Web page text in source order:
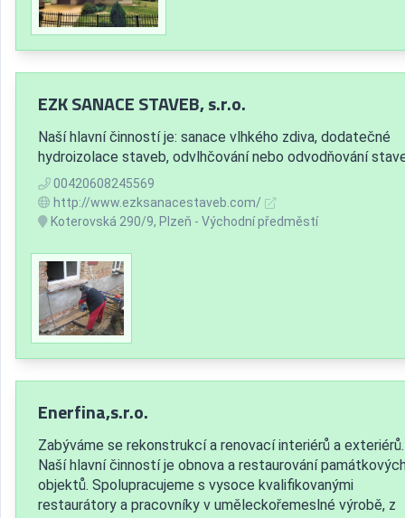
EZK SANACE STAVEB, s.r.o.
Naší hlavní činností je: sanace vlhkého zdiva, dodatečné
hydroizolace staveb, odvlhčování nebo odvodňování
00420608245569
http://www.ezksanacestaveb.com/
Koterovská 290/9, Plzeň - Východní předměstí
Enerfina,s.r.o.
Zabýváme se rekonstrukcí a renovací interiérů a exteriérů.
Naší hlavní činností je obnova a restaurování
objektů. Spolupracujeme s vysoce kvalifikovanými
restaurátory a pracovníky v uměleckořemeslné výrobě, z